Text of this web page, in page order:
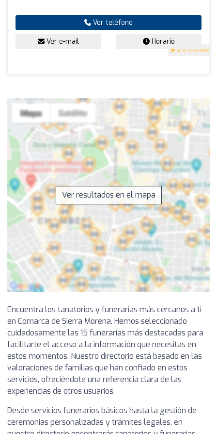
2 (4 opiniones)
Ver teléfono
Ver e-mail Horario
Ver resultados en el mapa
Encuentra los tanatorios y funerarias más cercanos a ti
en Comarca de Sierra Morena. Hemos seleccionado
cuidadosamente las 15 funerarias más destacadas para
facilitarte el acceso a la información que necesitas en
estos momentos. Nuestro directorio está basado en las
valoraciones de familias que han confiado en estos
servicios, ofreciéndote una referencia clara de las
experiencias de otros usuarios.
Desde servicios funerarios básicos hasta la gestión de
ceremonias personalizadas y trámites legales, en